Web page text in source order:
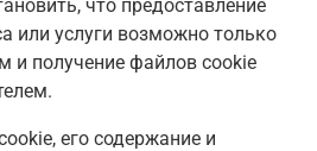
что предоставление
или услуги возможно только
и получение файлов cookie
его содержание и